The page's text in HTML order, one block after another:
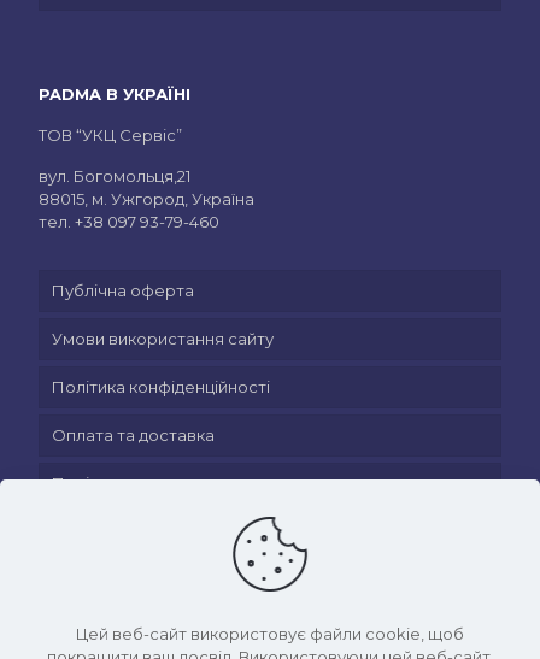
PADMA В УКРАЇНІ
ТОВ “УКЦ Сервіс”
вул. Богомольця,21
88015, м. Ужгород, Україна
тел. +38 097 93-79-460
Публічна оферта
Умови використання сайту
Політика конфіденційності
Оплата та доставка
Політика повернення
Цей веб-сайт використовує файли cookie, щоб